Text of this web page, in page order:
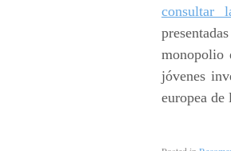
consultar
monopolio
jóvenes
europea